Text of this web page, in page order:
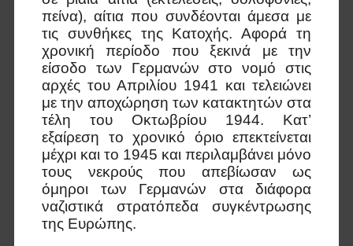
πείνα), αίτια που συνδέονται άμεσα με
τις συνθήκες της Κατοχής. Αφορά τη
χρονική περίοδο που ξεκινά με την
είσοδο των Γερμανών στο νομό στις
αρχές του Απριλίου 1941 και τελειώνει
με την αποχώρηση των κατακτητών στα
τέλη του Οκτωβρίου 1944. Κατ’
εξαίρεση το χρονικό όριο επεκτείνεται
μέχρι και το 1945 και περιλαμβάνει μόνο
τους νεκρούς που απεβίωσαν ως
όμηροι των Γερμανών στα διάφορα
ναζιστικά στρατόπεδα συγκέντρωσης
της Ευρώπης.